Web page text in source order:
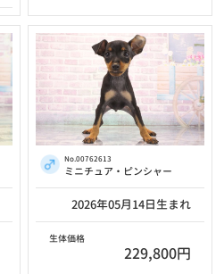
No.00762613
ミニチュア・ピンシャー
2026年05月14日生まれ
生体価格
229,800円